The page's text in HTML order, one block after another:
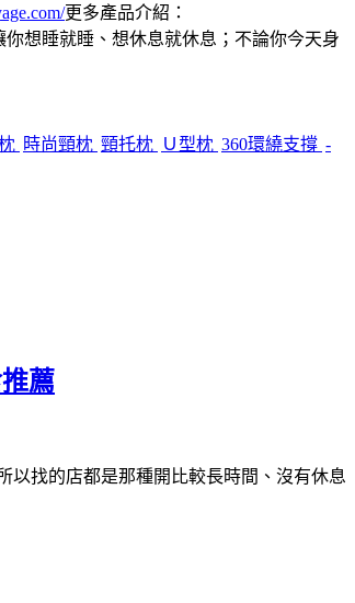
更多產品介紹：
想睡就睡、想休息就休息；不論你今天身
時尚頸枕 頸托枕 Ｕ型枕 360環繞支撐 -
薦
以找的店都是那種開比較長時間、沒有休息